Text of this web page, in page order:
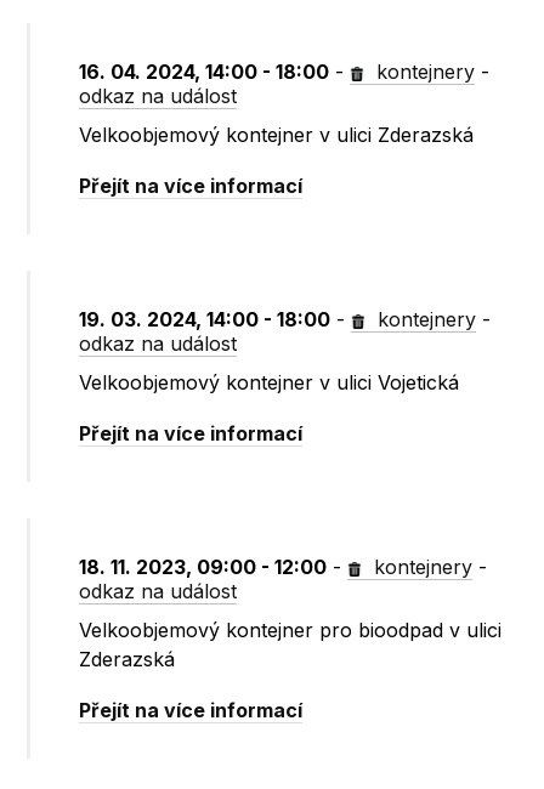
16. 04. 2024, 14:00 - 18:00 - kontejnery -
odkaz na událost
Velkoobjemový kontejner v ulici Zderazská
Přejít na více informací
19. 03. 2024, 14:00 - 18:00 - kontejnery -
odkaz na událost
Velkoobjemový kontejner v ulici Vojetická
Přejít na více informací
18. 11. 2023, 09:00 - 12:00 - kontejnery -
odkaz na událost
Velkoobjemový kontejner pro bioodpad v ulici
Zderazská
Přejít na více informací